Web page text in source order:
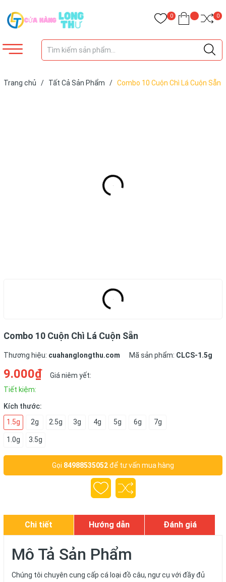
0 0
Trang chủ / Tất Cả Sản Phẩm / Combo 10 Cuộn Chì Lá Cuộn Sẵn
Combo 10 Cuộn Chì Lá Cuộn Sẵn
Thương hiệu: cuahanglongthu.com Mã sản phẩm: CLCS-1.5g
9.000₫
Giá niêm yết:
Tiết kiệm:
Kích thước:
1.5g
2g 2.5g 3g 4g 5g 6g 7g
1.0g 3.5g
Gọi 84988535052để tư vấn mua hàng
Chi tiết Hướng dẫn Đánh giá
Mô Tả Sản Phẩm
Chúng tôi chuyên cung cấp cá loại đồ câu, ngư cụ với đầy đủ